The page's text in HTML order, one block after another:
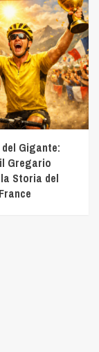
del Gigante:
Gregario
Storia del